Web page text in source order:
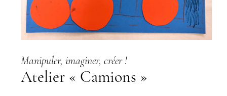
Manipuler, imaginer, créer !
Atelier « Camions »